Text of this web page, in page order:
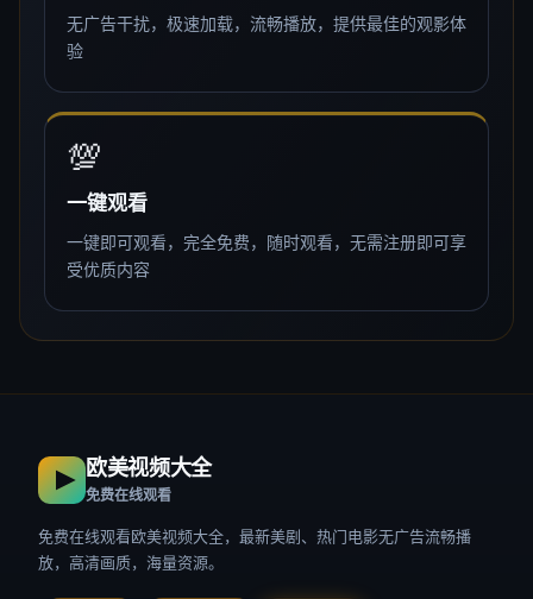
无广告干扰，极速加载，流畅播放，提供最佳的观影体
验
💯
一键观看
一键即可观看，完全免费，随时观看，无需注册即可享
受优质内容
欧美视频大全
免费在线观看
免费在线观看欧美视频大全，最新美剧、热门电影无广告流畅播
放，高清画质，海量资源。